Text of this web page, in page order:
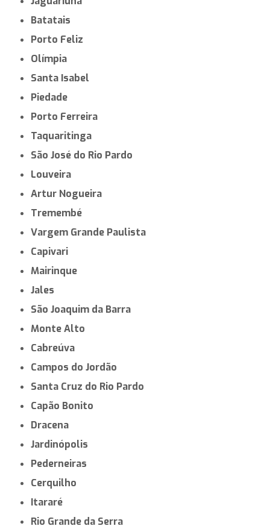
Batatais
Porto Feliz
Olímpia
Santa Isabel
Piedade
Porto Ferreira
Taquaritinga
São José do Rio Pardo
Louveira
Artur Nogueira
Tremembé
Vargem Grande Paulista
Capivari
Mairinque
Jales
São Joaquim da Barra
Monte Alto
Cabreúva
Campos do Jordão
Santa Cruz do Rio Pardo
Capão Bonito
Dracena
Jardinópolis
Pederneiras
Cerquilho
Itararé
Rio Grande da Serra